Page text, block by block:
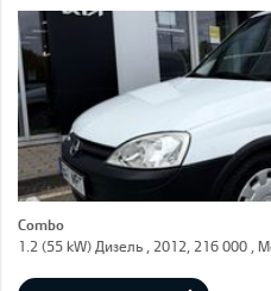
Combo
1.2 (55 kW) Дизель , 2012, 216 000 ,